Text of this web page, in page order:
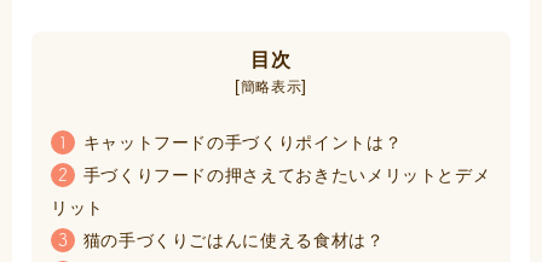
目次
[簡略表示]
1 キャットフードの手づくりポイントは？
2
手づくりフードの押さえておきたいメリットとデメ
リット
3 猫の手づくりごはんに使える食材は？